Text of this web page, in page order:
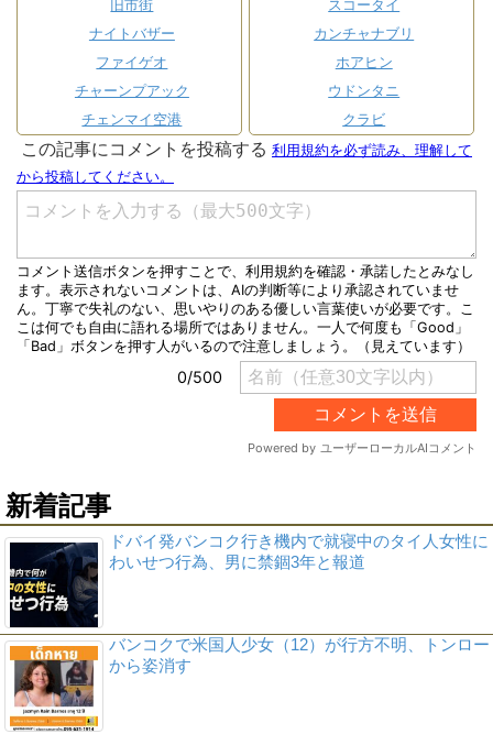
旧市街
ナイトバザー
ファイゲオ
チャーンプアック
チェンマイ空港
スコータイ
カンチャナブリ
ホアヒン
ウドンタニ
クラビ
新着記事
ドバイ発バンコク行き機内で就寝中のタイ人女性に
わいせつ行為、男に禁錮3年と報道
バンコクで米国人少女（12）が行方不明、トンロー
から姿消す